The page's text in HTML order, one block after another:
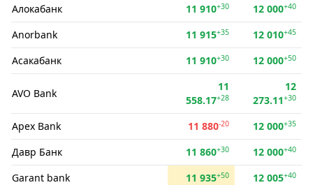
Алокабанк 11 910+30 12 000+40
Anorbank 11 915+35 12 010+45
Асакабанк 11 910+30 12 000+50
AVO Bank
11
558.17+28
12
273.11+30
Apex Bank 11 880-20 12 000+35
Давр Банк 11 860+30 12 000+40
Garant bank 11 935+50 12 005+40